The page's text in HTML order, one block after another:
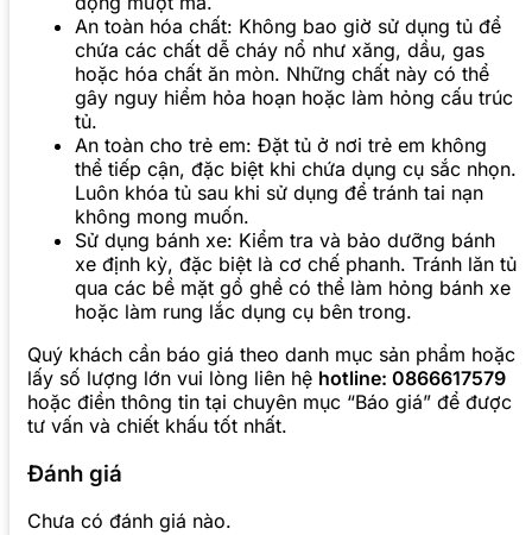
An toàn hóa chất: Không bao giờ sử dụng tủ để
chứa các chất dễ cháy nổ như xăng, dầu, gas
hoặc hóa chất ăn mòn. Những chất này có thể
gây nguy hiểm hỏa hoạn hoặc làm hỏng cấu trúc
tủ.
An toàn cho trẻ em: Đặt tủ ở nơi trẻ em không
thể tiếp cận, đặc biệt khi chứa dụng cụ sắc nhọn.
Luôn khóa tủ sau khi sử dụng để tránh tai nạn
không mong muốn.
Sử dụng bánh xe: Kiểm tra và bảo dưỡng bánh
xe định kỳ, đặc biệt là cơ chế phanh. Tránh lăn tủ
qua các bề mặt gồ ghề có thể làm hỏng bánh xe
hoặc làm rung lắc dụng cụ bên trong.
Quý khách cần báo giá theo danh mục sản phẩm hoặc
lấy số lượng lớn vui lòng liên hệ hotline: 0866617579
hoặc điền thông tin tại chuyên mục “Báo giá” để được
tư vấn và chiết khấu tốt nhất.
Đánh giá
Chưa có đánh giá nào.